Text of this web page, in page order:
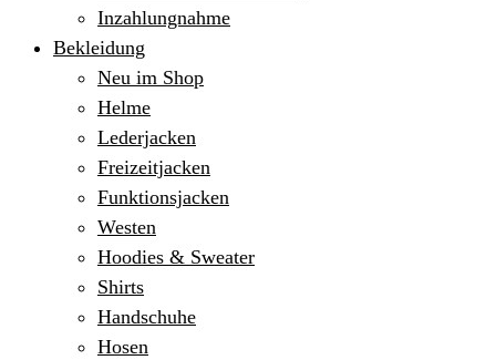
Inzahlungnahme
Bekleidung
Neu im Shop
Helme
Lederjacken
Freizeitjacken
Funktionsjacken
Westen
Hoodies & Sweater
Shirts
Handschuhe
Hosen